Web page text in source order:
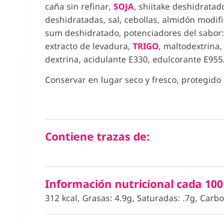
caña sin refinar, SOJA, shiitake
deshidratadas, sal, cebollas, almidón
sum deshidratado, potenciadores del
extracto de levadura, TRIGO, maltodextrina,
dextrina, acidulante E330, edulcorante E955.
Conservar en lugar seco y fresco,
Contiene trazas de:
Información nutricional cada 100
312 kcal, Grasas: 4.9g, Saturadas: .7g,